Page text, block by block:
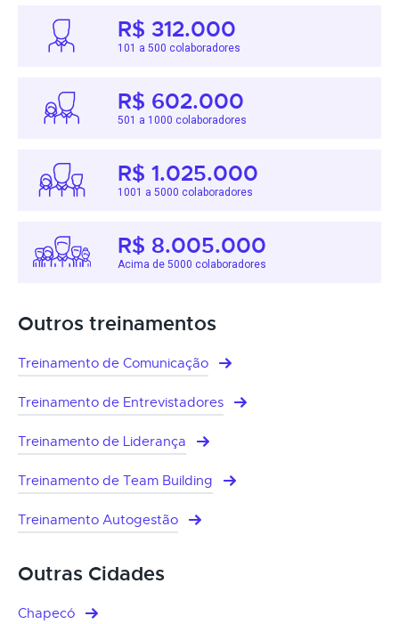
R$ 312.000
101 a 500 colaboradores
R$ 602.000
501 a 1000 colaboradores
R$ 1.025.000
1001 a 5000 colaboradores
R$ 8.005.000
Acima de 5000 colaboradores
Outros treinamentos
Treinamento de Comunicação
Treinamento de Entrevistadores
Treinamento de Liderança
Treinamento de Team Building
Treinamento Autogestão
Outras Cidades
Chapecó